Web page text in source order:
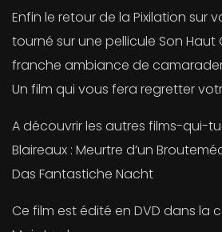
Enfin le retour de la Pixilation sur
tourné sur une pellicule Son
franche ambiance de
Un film qui vous fera regretter
A découvrir les autres films-qui-
Blaireaux : Meurtre d’un
Das Fantastiche Nacht
Ce film est édité en DVD dans la